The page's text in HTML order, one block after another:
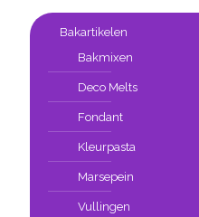
Bakartikelen
Bakmixen
Deco Melts
Fondant
Kleurpasta
Marsepein
Vullingen